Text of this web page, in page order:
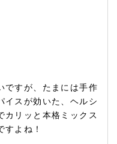
ですが、たまには手作
イスが効いた、ヘルシ
カリッと本格ミックス
よね！